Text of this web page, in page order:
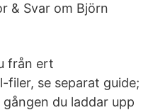
& Svar om Björn
från ert
filer, se separat guide;
du laddar upp